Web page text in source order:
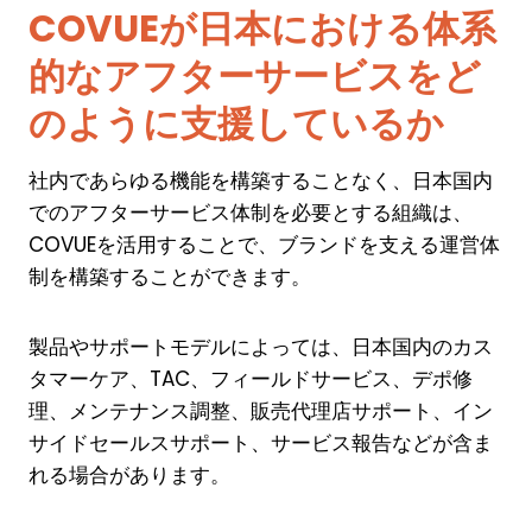
COVUEが日本における体系
的なアフターサービスをど
のように支援しているか
社内であらゆる機能を構築することなく、日本国内
でのアフターサービス体制を必要とする組織は、
COVUEを活用することで、ブランドを支える運営体
制を構築することができます。
製品やサポートモデルによっては、日本国内のカス
タマーケア、TAC、フィールドサービス、デポ修
理、メンテナンス調整、販売代理店サポート、イン
サイドセールスサポート、サービス報告などが含ま
れる場合があります。